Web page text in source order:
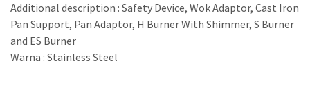
Additional description : Safety Device, Wok Adaptor, Cast Iron
Pan Support, Pan Adaptor, H Burner With Shimmer, S Burner
and ES Burner
Warna : Stainless Steel